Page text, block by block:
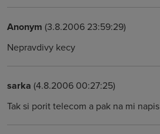
Anonym (3.8.2006 23:59:29)
Nepravdivy kecy
sarka (4.8.2006 00:27:25)
Tak si porit telecom a pak na mi